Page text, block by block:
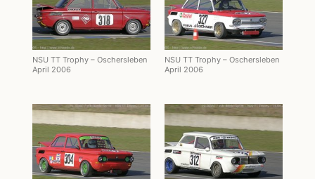
NSU TT Trophy – Oschersleben
April 2006
NSU TT Trophy – Oschersleben
April 2006